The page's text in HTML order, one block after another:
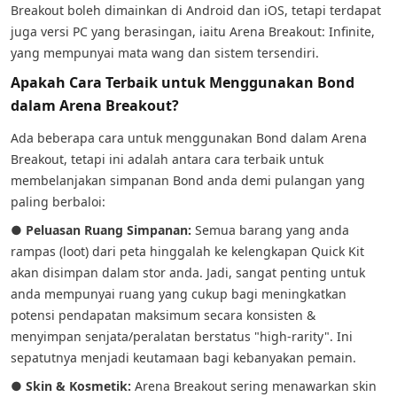
Breakout boleh dimainkan di Android dan iOS, tetapi terdapat
juga versi PC yang berasingan, iaitu Arena Breakout: Infinite,
yang mempunyai mata wang dan sistem tersendiri.
Apakah Cara Terbaik untuk Menggunakan Bond
dalam Arena Breakout?
Ada beberapa cara untuk menggunakan Bond dalam Arena
Breakout, tetapi ini adalah antara cara terbaik untuk
membelanjakan simpanan Bond anda demi pulangan yang
paling berbaloi:
● Peluasan Ruang Simpanan: Semua barang yang anda
rampas (loot) dari peta hinggalah ke kelengkapan Quick Kit
akan disimpan dalam stor anda. Jadi, sangat penting untuk
anda mempunyai ruang yang cukup bagi meningkatkan
potensi pendapatan maksimum secara konsisten &
menyimpan senjata/peralatan berstatus "high-rarity". Ini
sepatutnya menjadi keutamaan bagi kebanyakan pemain.
● Skin & Kosmetik: Arena Breakout sering menawarkan skin